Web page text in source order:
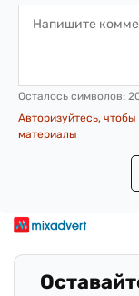
Осталось символов:
Авторизуйтесь,
материалы